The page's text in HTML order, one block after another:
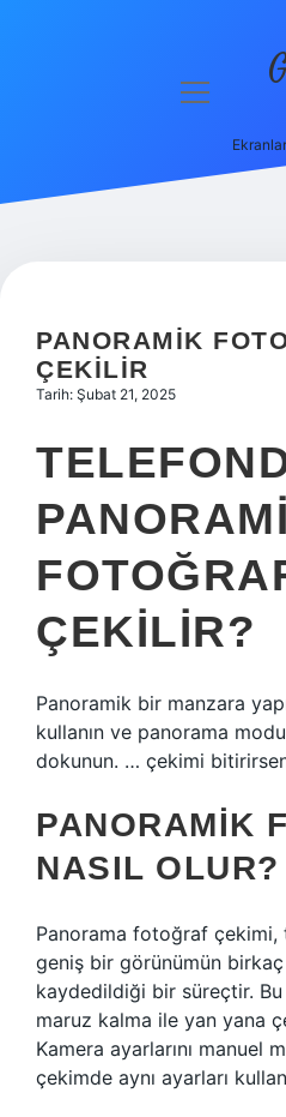
Hakkımızda
menüyü
PANORAMIK
ÇEKILIR
Tarih: Şubat 21, 2025
ÇEKILIR?
Panoramik bir manzara
kullanın ve panorama
dokunun. … çekimi
PANORAMIK
NASIL OLUR?
Panorama fotoğraf
geniş bir görünümün
kaydedildiği bir süreçtir.
maruz kalma ile yan yana
Kamera ayarlarını manuel
çekimde aynı ayarları